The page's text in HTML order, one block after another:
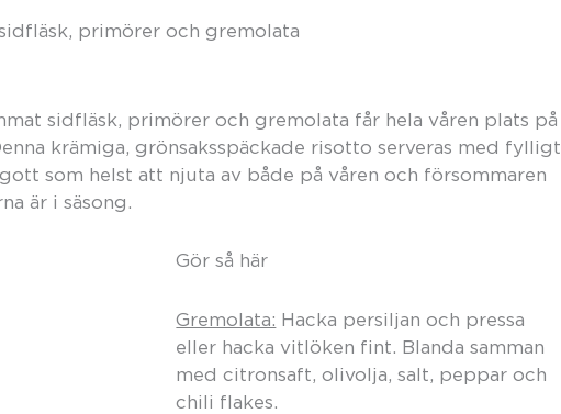
sidfläsk, primörer och gremolata får hela våren plats på
krämiga, grönsaksspäckade risotto serveras med fylligt
som helst att njuta av både på våren och försommaren
är i säsong.
Gör så här
Gremolata: Hacka persiljan och pressa
eller hacka vitlöken fint. Blanda samman
med citronsaft, olivolja, salt, peppar och
chili flakes.